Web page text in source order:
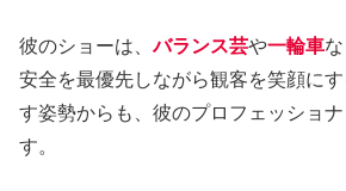
彼のショーは、バランス芸や一輪車
安全を最優先しながら観客を笑顔に
す姿勢からも、彼のプロフェッショ
す。